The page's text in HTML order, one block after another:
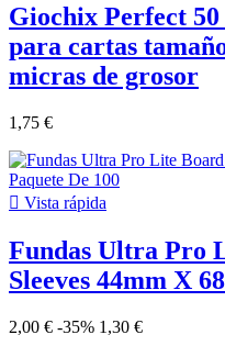
Giochix Perfect
para cartas
micras de grosor
1,75 €
 Vista rápida
Fundas Ultra Pro
Sleeves 44mm X
2,00 € -35% 1,30 €